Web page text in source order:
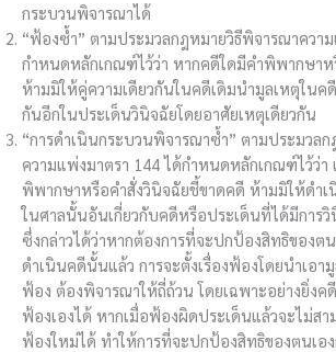
กระบวนพิจารณาได้
“ฟ้องซ้ำ” ตามประมวลกฎหมายวิธีพิจารณาควา
กำหนดหลักเกณฑ์ไว้ว่า หากคดีใดมีคำพิพากษาห
ห้ามมิให้คู่ความเดียวกันในคดีเดิมนำมูลเหตุใน
กันอีกในประเด็นวินิจฉัยโดยอาศัยเหตุเดียวกัน
“การดำเนินกระบวนพิจารณาซ้ำ” ตามประมวล
ความแพ่งมาตรา 144 ได้กำหนดหลักเกณฑ์ไว้ว่า
พิพากษาหรือคำสั่งวินิจฉัยชี้ขาดคดี ห้ามมิให้ดำ
ในศาลนั้นอันเกี่ยวกับคดีหรือประเด็นที่ได้มีการ
ซึ่งกล่าวได้ว่าหากต้องการที่จะปกป้องสิทธิของต
ดำเนินคดีนั้นแล้ว การจะตั้งเรื่องฟ้องโดยนำเอา
ฟ้อง ต้องพิจารณาให้ถี่ถ้วน โดยเฉพาะอย่างยิ่งค
ฟ้องเองได้ หากเมื่อฟ้องผิดประเด็นแล้วจะไม่ส
ฟ้องใหม่ได้ ทำให้การที่จะปกป้องสิทธิของตนเอ